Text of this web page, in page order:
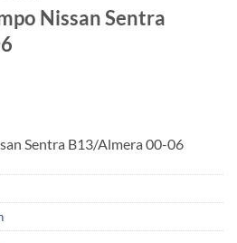
Nissan Sentra
Sentra B13/Almera 00-06